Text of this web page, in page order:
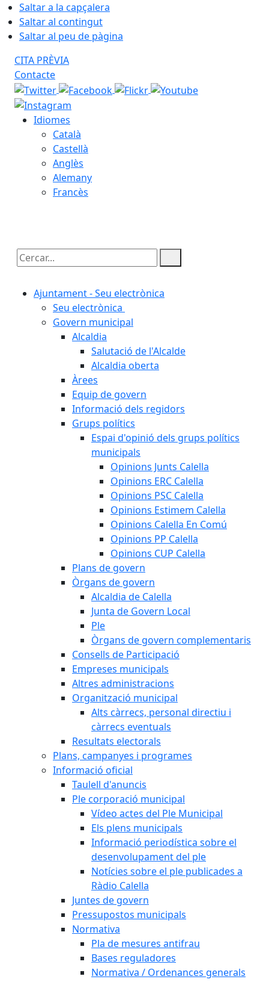
Saltar a la capçalera
Saltar al contingut
Saltar al peu de pàgina
CITA PRÈVIA
Contacte
Idiomes
Català
Castellà
Anglès
Alemany
Francès
Cercar:
Ajuntament - Seu electrònica
Seu electrònica
Govern municipal
Alcaldia
Salutació de l'Alcalde
Alcaldia oberta
Àrees
Equip de govern
Informació dels regidors
Grups polítics
Espai d'opinió dels grups polítics
municipals
Opinions Junts Calella
Opinions ERC Calella
Opinions PSC Calella
Opinions Estimem Calella
Opinions Calella En Comú
Opinions PP Calella
Opinions CUP Calella
Plans de govern
Òrgans de govern
Alcaldia de Calella
Junta de Govern Local
Ple
Òrgans de govern complementaris
Consells de Participació
Empreses municipals
Altres administracions
Organització municipal
Alts càrrecs, personal directiu i
càrrecs eventuals
Resultats electorals
Plans, campanyes i programes
Informació oficial
Taulell d'anuncis
Ple corporació municipal
Vídeo actes del Ple Municipal
Els plens municipals
Informació periodística sobre el
desenvolupament del ple
Notícies sobre el ple publicades a
Ràdio Calella
Juntes de govern
Pressupostos municipals
Normativa
Pla de mesures antifrau
Bases reguladores
Normativa / Ordenances generals